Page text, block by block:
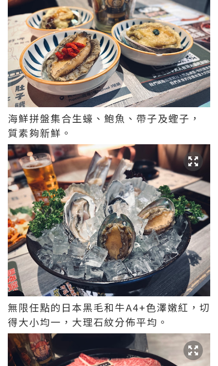
海鮮拼盤集合生蠔、鮑魚、帶子及蟶子，
質素夠新鮮。
無限任點的日本黑毛和牛A4+色澤嫩紅，切
得大小均一，大理石紋分佈平均。